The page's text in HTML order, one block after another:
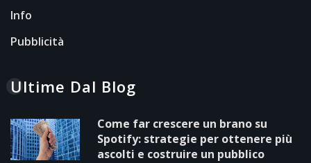
Info
Pubblicità
Ultime Dal Blog
Come far crescere un brano su
Spotify: strategie per ottenere più
ascolti e costruire un pubblico